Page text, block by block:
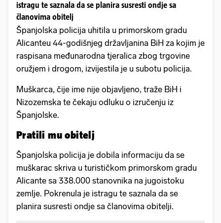
istragu te saznala da se planira susresti ondje sa
članovima obitelj
Španjolska policija uhitila u primorskom gradu
Alicanteu 44-godišnjeg državljanina BiH za kojim je
raspisana međunarodna tjeralica zbog trgovine
oružjem i drogom, izvijestila je u subotu policija.
Muškarca, čije ime nije objavljeno, traže BiH i
Nizozemska te čekaju odluku o izručenju iz
Španjolske.
Pratili mu obitelj
Španjolska policija je dobila informaciju da se
muškarac skriva u turističkom primorskom gradu
Alicante sa 338.000 stanovnika na jugoistoku
zemlje. Pokrenula je istragu te saznala da se
planira susresti ondje sa članovima obitelji.